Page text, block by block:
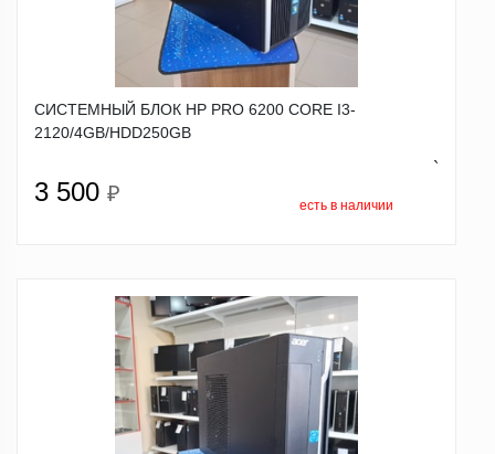
СИСТЕМНЫЙ БЛОК HP PRO 6200 CORE I3-
2120/4GB/HDD250GB
3 500 ₽
`
есть в наличии